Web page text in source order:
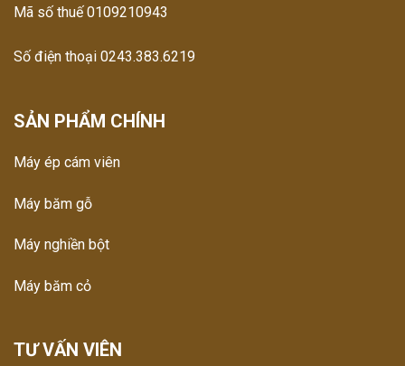
Mã số thuế 0109210943
Số điện thoại 0243.383.6219
SẢN PHẨM CHÍNH
Máy ép cám viên
Máy băm gỗ
Máy nghiền bột
Máy băm cỏ
TƯ VẤN VIÊN